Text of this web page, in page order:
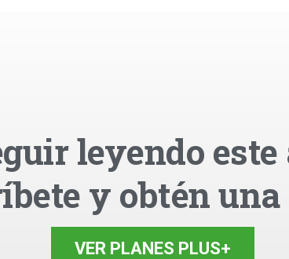
leyendo
y obtén una
VER PLANES PLUS+